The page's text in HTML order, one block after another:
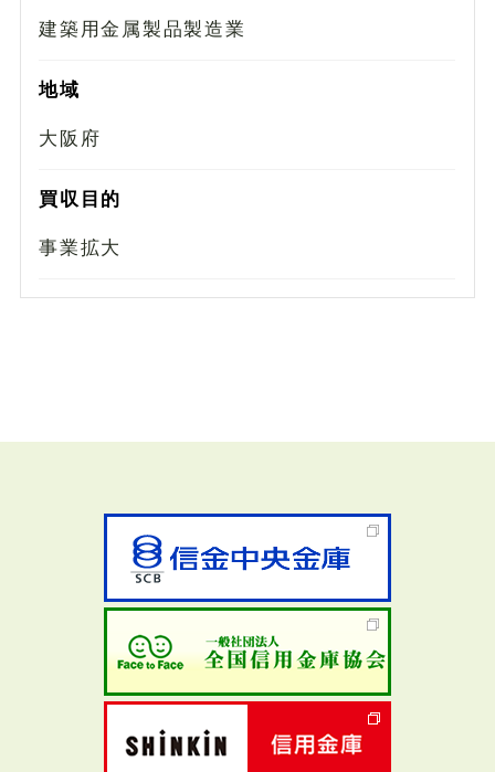
建築用金属製品製造業
地域
大阪府
買収目的
事業拡大